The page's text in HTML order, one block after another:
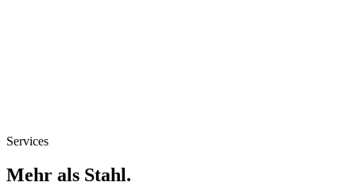
Services
Mehr als Stahl.